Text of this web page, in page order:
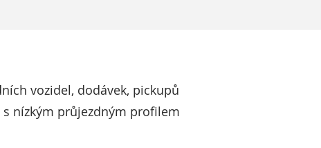
vozidel, dodávek, pickupů
nízkým průjezdným profilem